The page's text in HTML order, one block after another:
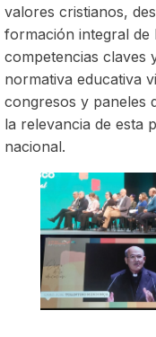
valores cristianos,
formación integral de
competencias claves
normativa educativa
congresos y paneles
la relevancia de esta
nacional.